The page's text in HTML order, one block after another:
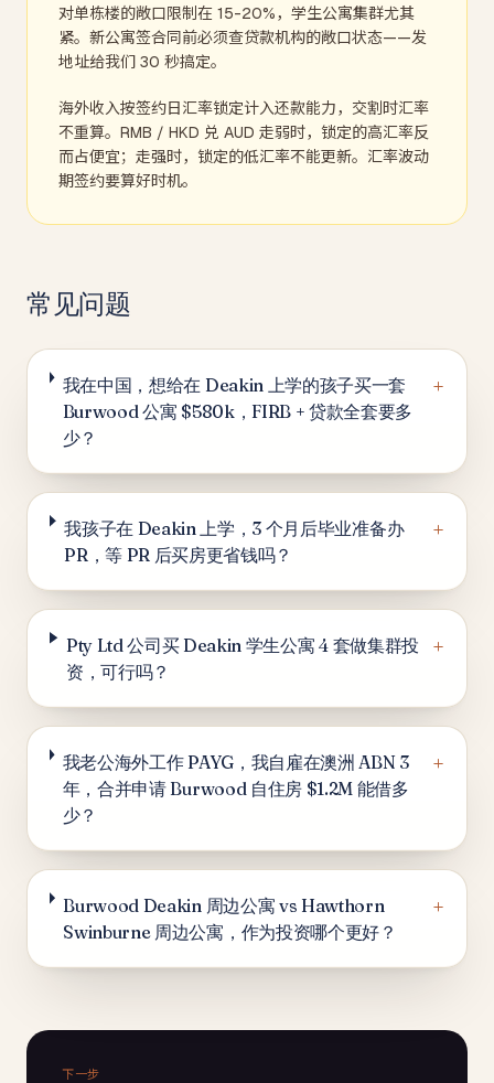
对单栋楼的敞口限制在 15-20%，学生公寓集群尤其
紧。新公寓签合同前必须查贷款机构的敞口状态——发
地址给我们 30 秒搞定。
海外收入按签约日汇率锁定计入还款能力，交割时汇率
不重算。RMB / HKD 兑 AUD 走弱时，锁定的高汇率反
而占便宜；走强时，锁定的低汇率不能更新。汇率波动
期签约要算好时机。
常见问题
我在中国，想给在 Deakin 上学的孩子买一套
Burwood 公寓 $580k，FIRB + 贷款全套要多
少？
+
我孩子在 Deakin 上学，3 个月后毕业准备办
PR，等 PR 后买房更省钱吗？
+
Pty Ltd 公司买 Deakin 学生公寓 4 套做集群投
资，可行吗？
+
我老公海外工作 PAYG，我自雇在澳洲 ABN 3
年，合并申请 Burwood 自住房 $1.2M 能借多
少？
+
Burwood Deakin 周边公寓 vs Hawthorn
Swinburne 周边公寓，作为投资哪个更好？
+
下一步